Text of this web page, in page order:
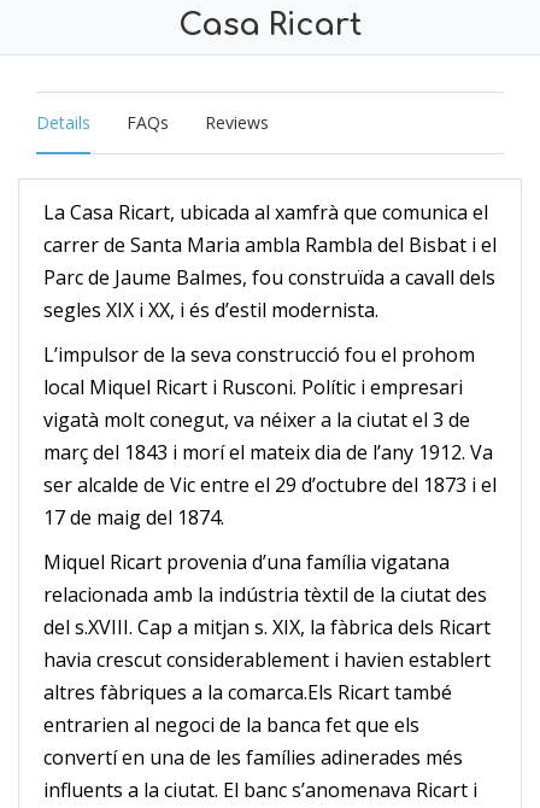
Casa Ricart
Details FAQs Reviews
La Casa Ricart, ubicada al xamfrà que comunica el
carrer de Santa Maria ambla Rambla del Bisbat i el
Parc de Jaume Balmes, fou construïda a cavall dels
segles XIX i XX, i és d’estil modernista.
L’impulsor de la seva construcció fou el prohom
local Miquel Ricart i Rusconi. Polític i empresari
vigatà molt conegut, va néixer a la ciutat el 3 de
març del 1843 i morí el mateix dia de l’any 1912. Va
ser alcalde de Vic entre el 29 d’octubre del 1873 i el
17 de maig del 1874.
Miquel Ricart provenia d’una família vigatana
relacionada amb la indústria tèxtil de la ciutat des
del s.XVIII. Cap a mitjan s. XIX, la fàbrica dels Ricart
havia crescut considerablement i havien establert
altres fàbriques a la comarca.Els Ricart també
entrarien al negoci de la banca fet que els
convertí en una de les famílies adinerades més
influents a la ciutat. El banc s’anomenava Ricart i